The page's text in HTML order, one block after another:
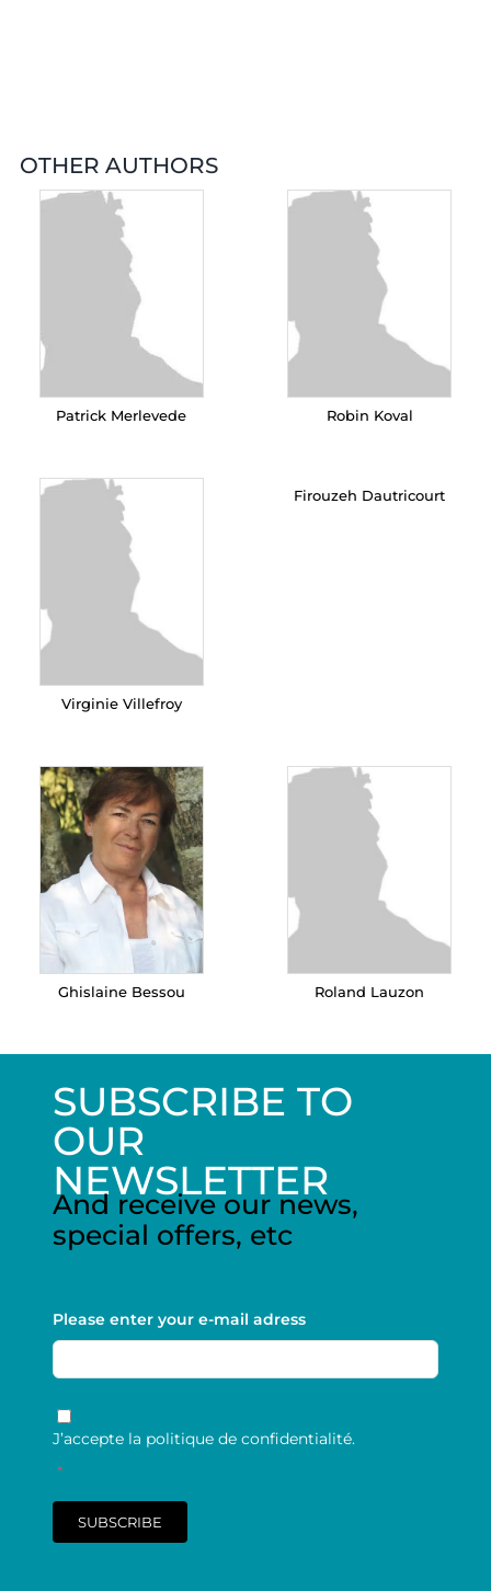
OTHER AUTHORS
Patrick Merlevede Robin Koval
Virginie Villefroy
Firouzeh Dautricourt
Ghislaine Bessou Roland Lauzon
SUBSCRIBE TO
OUR
NEWSLETTER
And receive our news,
special offers, etc
Please enter your e-mail adress
RGPD
J’accepte la politique de confidentialité.
*
SUBSCRIBE